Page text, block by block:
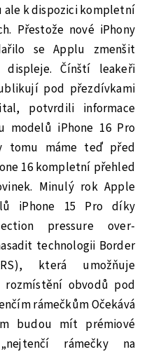
ale k dispozici kompletní
Přestože nové iPhony
se Applu zmenšit
displeje. Čínští leakeři
pod přezdívkami
potvrdili informace
modelů iPhone 16 Pro
tomu máme teď před
16 kompletní přehled
Minulý rok Apple
iPhone 15 Pro díky
pressure over-
technologii Border
která umožňuje
obvodů pod
rámečkům Očekává
budou mít prémiové
rámečky na